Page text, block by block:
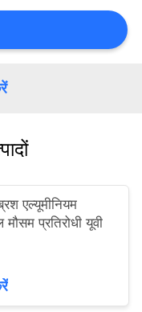
एल्यूमीनियम
प्रतिरोधी यूवी